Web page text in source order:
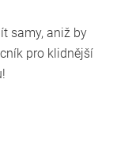
samy, aniž by
pro klidnější